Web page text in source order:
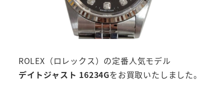
ROLEX（ロレックス）の定番人気モデル
デイトジャスト 16234Gをお買取いたしました。